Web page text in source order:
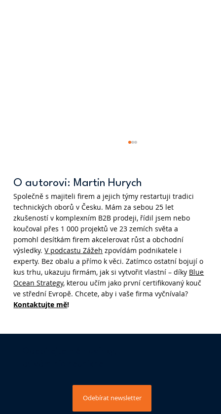
5 DŮVODŮ, PROČ JE OBCHOD PRO CEO
NOČNÍ MŮROU
O autorovi: Martin Hurych
Společně s majiteli firem a jejich týmy restartuji tradici
technických oborů v Česku. Mám za sebou 25 let
zkušeností v komplexním B2B prodeji, řídil jsem nebo
koučoval přes 1 000 projektů ve 23 zemích světa a
pomohl desítkám firem akcelerovat růst a obchodní
výsledky.V podcastu Zážeh zpovídám podnikatele i
experty. Bez obalu a přímo k věci. Zatímco ostatní bojují o
kus trhu, ukazuju firmám, jak si vytvořit vlastní – díky Blue
Ocean Strategy, kterou učím jako první certifikovaný kouč
ve střední Evropě. Chcete, aby i vaše firma vyčnívala?
Kontaktujte mě!
Odebírat newsletter